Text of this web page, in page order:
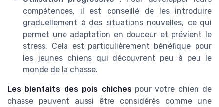
compétences, il est conseillé de les introduire
graduellement à des situations nouvelles, ce qui
permet une adaptation en douceur et prévient le
stress. Cela est particulièrement bénéfique pour
les jeunes chiens qui découvrent peu à peu le
monde de la chasse.
Les bienfaits des pois chichespour votre chien de
chasse peuvent aussi être considérés comme une